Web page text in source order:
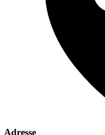
Adresse